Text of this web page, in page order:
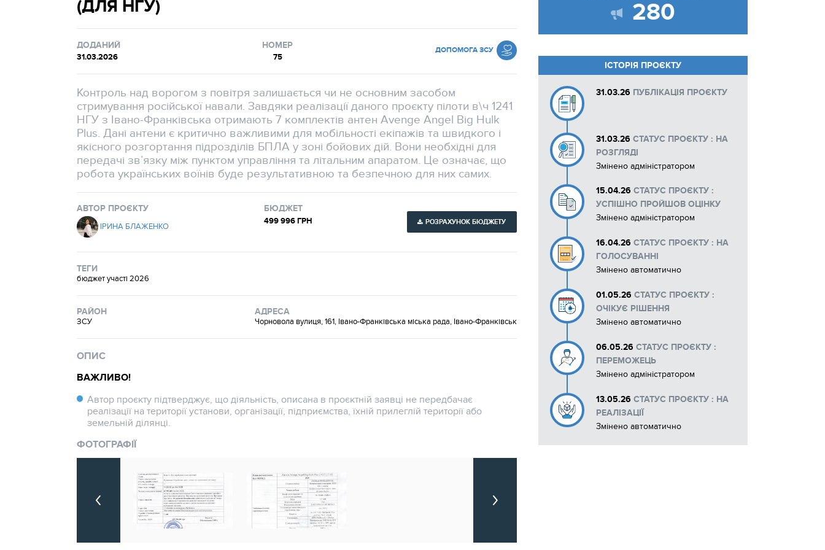
(ДЛЯ НГУ)
ДОДАНИЙ
31.03.2026
НОМЕР
75
ДОПОМОГА ЗСУ
Контроль над ворогом з повітря залишається чи не основним засобом
стримування російської навали. Завдяки реалізації даного проєкту пілоти в\ч 1241
НГУ з Івано-Франківська отримають 7 комплектів антен Avenge Angel Big Hulk
Plus. Дані антени є критично важливими для мобільності екіпажів та швидкого і
якісного розгортання підрозділів БПЛА у зоні бойових дій. Вони необхідні для
передачі зв’язку між пунктом управління та літальним апаратом. Це означає, що
робота українських воїнів буде результативною та безпечною для них самих.
АВТОР ПРОЄКТУ
ІРИНА БЛАЖЕНКО
БЮДЖЕТ
499 996 ГРН РОЗРАХУНОК БЮДЖЕТУ
ТЕГИ
бюджет участі 2026
РАЙОН
ЗСУ
АДРЕСА
Чорновола вулиця, 161, Івано-Франківська міська рада, Івано-Франківськ
ОПИС
ВАЖЛИВО!
Автор проєкту підтверджує, що діяльність, описана в проєктній заявці не передбачає
реалізації на території установи, організації, підприємства, їхній прилеглій території або
земельній ділянці.
ФОТОГРАФІЇ
280
ІСТОРІЯ ПРОЄКТУ
31.03.26 ПУБЛІКАЦІЯ ПРОЄКТУ
31.03.26 СТАТУС ПРОЄКТУ : НА
РОЗГЛЯДІ
Змінено адміністратором
15.04.26 СТАТУС ПРОЄКТУ :
УСПІШНО ПРОЙШОВ ОЦІНКУ
Змінено адміністратором
16.04.26 СТАТУС ПРОЄКТУ : НА
ГОЛОСУВАННІ
Змінено автоматично
01.05.26 СТАТУС ПРОЄКТУ :
ОЧІКУЄ РІШЕННЯ
Змінено автоматично
06.05.26 СТАТУС ПРОЄКТУ :
ПЕРЕМОЖЕЦЬ
Змінено адміністратором
13.05.26 СТАТУС ПРОЄКТУ : НА
РЕАЛІЗАЦІЇ
Змінено автоматично